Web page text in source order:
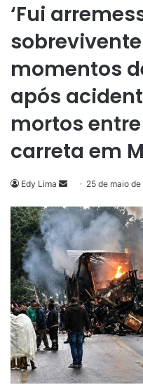
‘Fui
momentos
após
mortos
carreta em
Edy Lima
Mande
e-
mail
25 de maio